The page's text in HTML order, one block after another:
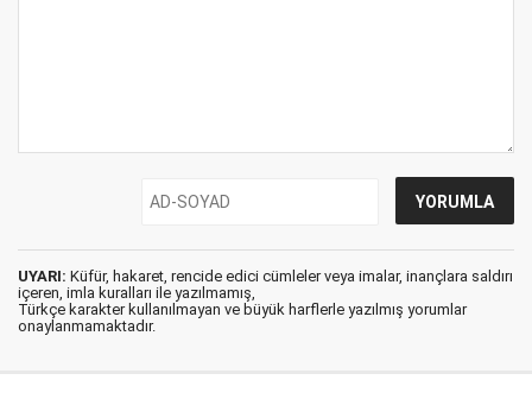
UYARI: Küfür, hakaret, rencide edici cümleler veya imalar, inançlara saldırı
içeren, imla kuralları ile yazılmamış,
Türkçe karakter kullanılmayan ve büyük harflerle yazılmış yorumlar
onaylanmamaktadır.